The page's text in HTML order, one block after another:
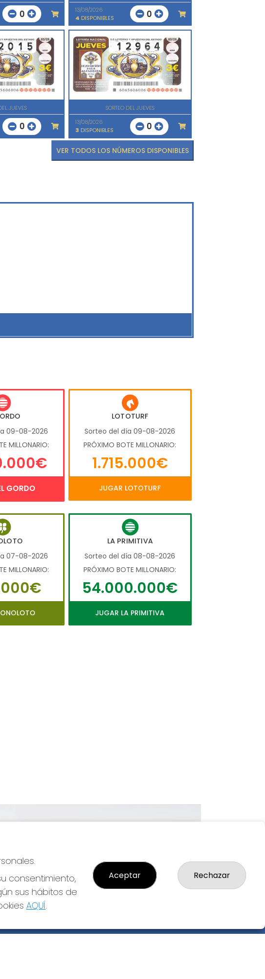
0
13/08/2026
4 DISPONIBLES 0
JUEVES
0
SORTEO DEL JUEVES
13/08/2026
3 DISPONIBLES 0
VER TODOS LOS NÚMEROS DISPONIBLES
09-08-2026
MILLONARIO:
GORDO
LOTOTURF
Sorteo del día 09-08-2026
PRÓXIMO BOTE MILLONARIO:
1.715.000€
JUGAR LOTOTURF
07-08-2026
MILLONARIO:
LA PRIMITIVA
Sorteo del día 08-08-2026
PRÓXIMO BOTE MILLONARIO:
54.000.000€
JUGAR LA PRIMITIVA
Imagen siguiente
consentimiento,
sus hábitos de
AQUÍ.
Aceptar Rechazar